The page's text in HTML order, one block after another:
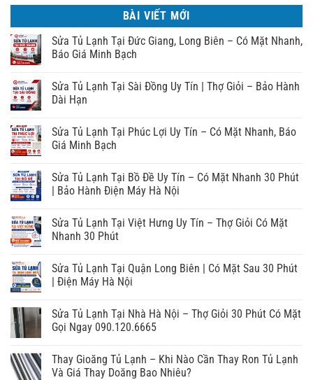
BÀI VIẾT MỚI
Sửa Tủ Lạnh Tại Đức Giang, Long Biên – Có Mặt Nhanh,
Báo Giá Minh Bạch
Sửa Tủ Lạnh Tại Sài Đồng Uy Tín | Thợ Giỏi – Bảo Hành
Dài Hạn
Sửa Tủ Lạnh Tại Phúc Lợi Uy Tín – Có Mặt Nhanh, Báo
Giá Minh Bạch
Sửa Tủ Lạnh Tại Bồ Đề Uy Tín – Có Mặt Nhanh 30 Phút
| Bảo Hành Điện Máy Hà Nội
Sửa Tủ Lạnh Tại Việt Hưng Uy Tín – Thợ Giỏi Có Mặt
Nhanh 30 Phút
Sửa Tủ Lạnh Tại Quận Long Biên | Có Mặt Sau 30 Phút
| Điện Máy Hà Nội
Sửa Tủ Lạnh Tại Nhà Hà Nội – Thợ Giỏi 30 Phút Có Mặt
Gọi Ngay 090.120.6665
Thay Gioăng Tủ Lạnh – Khi Nào Cần Thay Ron Tủ Lạnh
Và Giá Thay Doăng Bao Nhiêu?